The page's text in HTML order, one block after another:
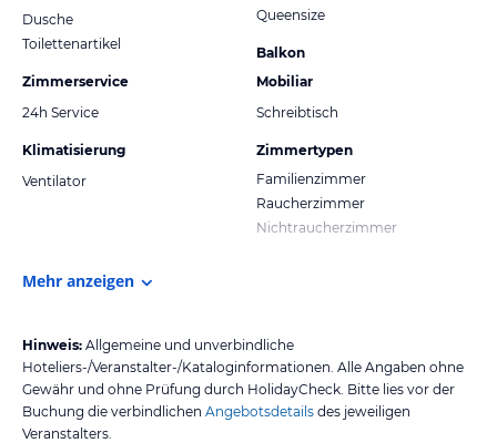
Dusche
Toilettenartikel
Zimmerservice
24h Service
Klimatisierung
Ventilator
Queensize
Balkon
Mobiliar
Schreibtisch
Zimmertypen
Familienzimmer
Raucherzimmer
Nichtraucherzimmer
Mehr anzeigen
Hinweis: Allgemeine und unverbindliche
Hoteliers-/Veranstalter-/Kataloginformationen. Alle Angaben ohne
Gewähr und ohne Prüfung durch HolidayCheck. Bitte lies vor der
Buchung die verbindlichen Angebotsdetails des jeweiligen
Veranstalters.